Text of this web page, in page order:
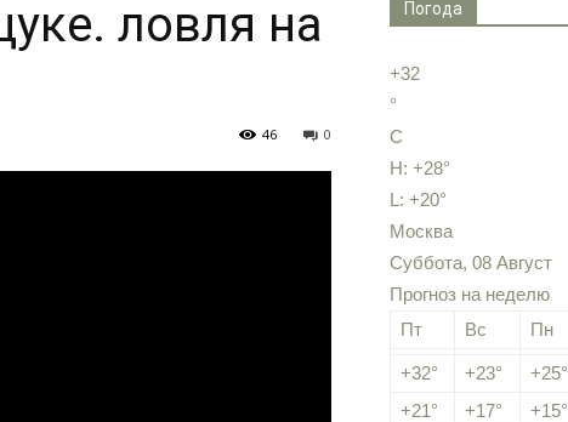
ловля на
0
46
Погода
+32
°
C
H: +28°
L: +20°
Москва
Суббота, 08 Август
Прогноз на неделю
Пт
Вс Пн
+32° +23° +25°
+21° +17° +15°